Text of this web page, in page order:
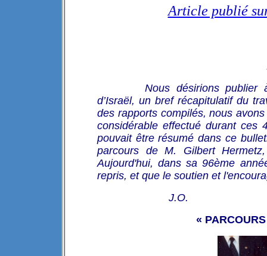
Article publié
Nous désirions publier
d’Israël, un bref récapitulatif du
des rapports compilés, nous
considérable effectué durant
pouvait être résumé dans ce
parcours de M. Gilbert
Aujourd'hui, dans sa 96ème
repris, et que le soutien et
J.O.
«